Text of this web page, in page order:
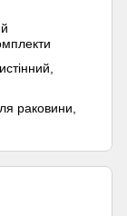
раковини,